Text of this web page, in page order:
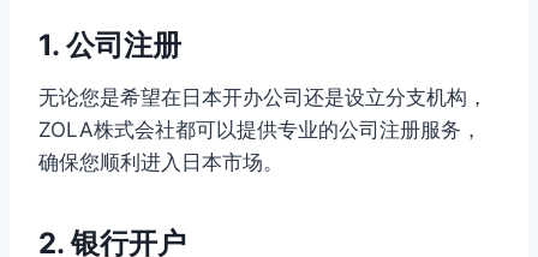
1. 公司注册
无论您是希望在日本开办公司还是设立分支机构，
ZOLA株式会社都可以提供专业的公司注册服务，
确保您顺利进入日本市场。
2. 银行开户